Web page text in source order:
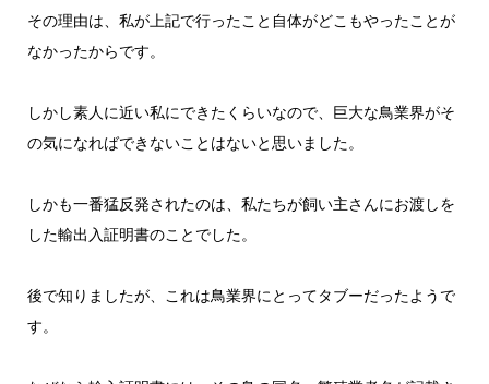
その理由は、私が上記で行ったこと自体がどこもやったことが
なかったからです。
しかし素人に近い私にできたくらいなので、巨大な鳥業界がそ
の気になればできないことはないと思いました。
しかも一番猛反発されたのは、私たちが飼い主さんにお渡しを
した輸出入証明書のことでした。
後で知りましたが、これは鳥業界にとってタブーだったようで
す。